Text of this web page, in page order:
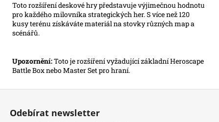
Toto rozšíření deskové hry představuje výjimečnou hodnotu
pro každého milovníka strategických her. S více než 120
kusy terénu získáváte materiál na stovky různých map a
scénářů.
Upozornění:Toto je rozšíření vyžadující základní Heroscape
Battle Box nebo Master Set pro hraní.
Odebírat newsletter